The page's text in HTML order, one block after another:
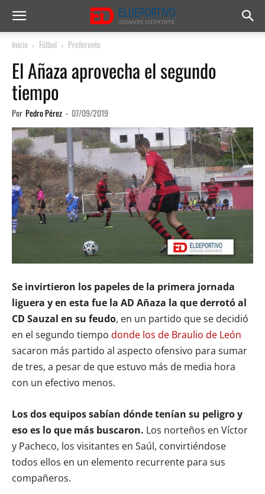
Inicio Fútbol Preferente
El Añaza aprovecha el segundo
tiempo
Por Pedro Pérez - 07/09/2019
Se invirtieron los papeles de la primera jornada
liguera y en esta fue la AD Añaza la que derrotó al
CD Sauzal en su feudo, en un partido que se decidió
en el segundo tiempo donde los de Braulio de León
sacaron más partido al aspecto ofensivo para sumar
de tres, a pesar de que estuvo más de media hora
con un efectivo menos.
Los dos equipos sabían dónde tenían su peligro y
eso es lo que más buscaron. Los norteños en Víctor
y Pacheco, los visitantes en Saúl, convirtiéndose
todos ellos en un elemento recurrente para sus
compañeros.